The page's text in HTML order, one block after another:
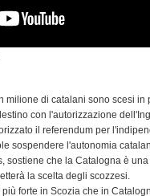
milione di catalani sono scesi
con l'autorizzazione
il referendum per
sospendere l'autonomia
sostiene che la Catalogna è
la scelta degli scozzesi.
forte in Scozia che in